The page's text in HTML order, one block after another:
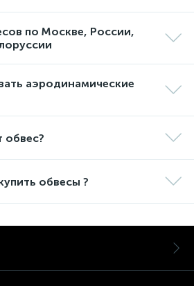
по Москве, России,
аэродинамические
обвес?
обвесы ?